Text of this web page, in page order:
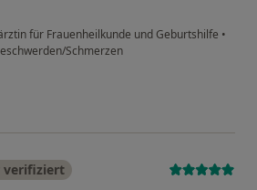
für Frauenheilkunde und Geburtshilfe •
Schmerzen
verifiziert